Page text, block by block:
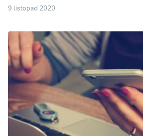
9 listopad 2020